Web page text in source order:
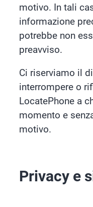
motivo. In tali
informazione
potrebbe non
preavviso.
Ci riserviamo il
interrompere o
LocatePhone a
momento e
motivo.
Privacy e